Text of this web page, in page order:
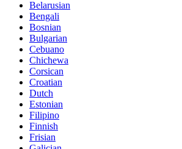
Belarusian
Bengali
Bosnian
Bulgarian
Cebuano
Chichewa
Corsican
Croatian
Dutch
Estonian
Filipino
Finnish
Frisian